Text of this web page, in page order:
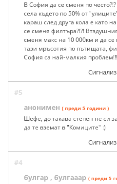
В София да се сменя по
села където по 50% от
караш след друга кола е като
се сменя филтъра?!?!
сменя макс на 10 000км и да се
тази мръсотия по пътищата,
София са най-малкия проблем!!!
#5
анонимен ( преди 5 години )
Шефе, до такава степен не си
да те вземат в "Комиците" :)
#4
булгар , булгааар ( преди 5